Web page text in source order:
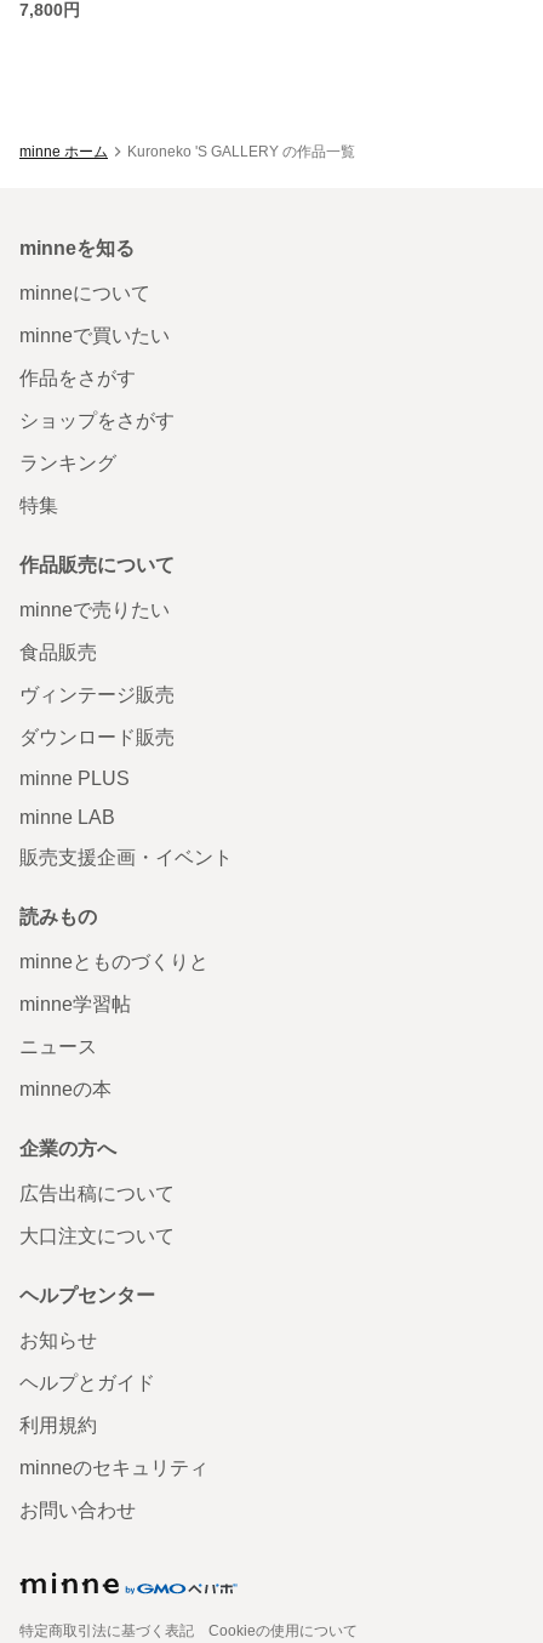
7,800円
minne ホーム Kuroneko 'S GALLERY の作品一覧
minneを知る
minneについて
minneで買いたい
作品をさがす
ショップをさがす
ランキング
特集
作品販売について
minneで売りたい
食品販売
ヴィンテージ販売
ダウンロード販売
minne PLUS
minne LAB
販売支援企画・イベント
読みもの
minneとものづくりと
minne学習帖
ニュース
minneの本
企業の方へ
広告出稿について
大口注文について
ヘルプセンター
お知らせ
ヘルプとガイド
利用規約
minneのセキュリティ
お問い合わせ
特定商取引法に基づく表記
Cookieの使用について